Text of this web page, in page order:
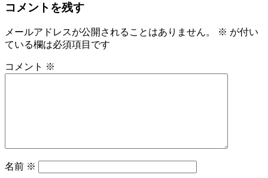
コメントを残す
メールアドレスが公開されることはありません。 ※ が付い
ている欄は必須項目です
コメント ※
名前 ※